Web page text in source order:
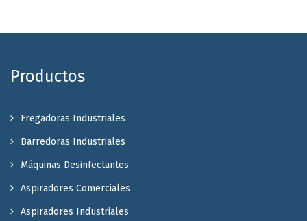
Productos
Fregadoras Industriales
Barredoras Industriales
Máquinas Desinfectantes
Aspiradores Comerciales
Aspiradores Industriales